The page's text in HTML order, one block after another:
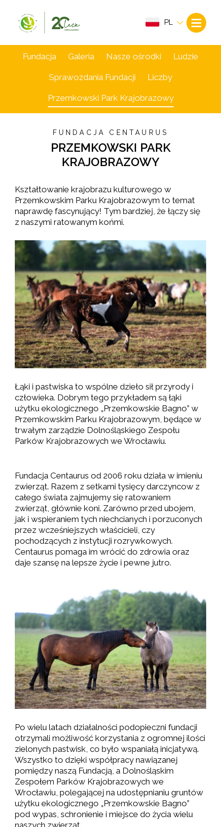
PL
Fundacja Galeria Nasze ośrodki Ludzie
Sprawozdania Fundacji Liczby
Przemkowski Park Krajobrazowy
FUNDACJA CENTAURUS
PRZEMKOWSKI PARK
KRAJOBRAZOWY
Kształtowanie krajobrazu kulturowego w
Przemkowskim Parku Krajobrazowym to temat
naprawdę fascynujący! Tym bardziej, że łączy się
z naszymi ratowanym końmi.
Łąki i pastwiska to wspólne dzieło sił przyrody i
człowieka. Dobrym tego przykładem są łąki
użytku ekologicznego „Przemkowskie Bagno” w
Przemkowskim Parku Krajobrazowym, będące w
trwałym zarządzie Dolnośląskiego Zespołu
Parków Krajobrazowych we Wrocławiu.
Fundacja Centaurus od 2006 roku działa w imieniu
zwierząt. Razem z setkami tysięcy darczyncow z
całego świata zajmujemy się ratowaniem
zwierząt, głównie koni. Zarówno przed ubojem,
jak i wspieraniem tych niechcianych i porzuconych
przez wcześniejszych właścicieli, czy
pochodzących z instytucji rozrywkowych.
Centaurus pomaga im wrócić do zdrowia oraz
daje szansę na lepsze życie i pewne jutro.
Po wielu latach działalności podopieczni fundacji
otrzymali możliwość korzystania z ogromnej ilości
zielonych pastwisk, co było wspaniałą inicjatywą.
Wszystko to dzięki współpracy nawiązanej
pomiędzy naszą Fundacją, a Dolnośląskim
Zespołem Parków Krajobrazowych we
Wrocławiu, polegającej na udostępnianiu gruntów
użytku ekologicznego „Przemkowskie Bagno”
pod wypas, schronienie i miejsce do życia wielu
naszych zwierząt.